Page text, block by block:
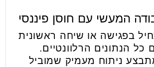
המעשי עם חוסן פיננסי
בפגישה או שיחה ראשונית
הנתונים הרלוונטיים.
ניתוח מעמיק שמוביל